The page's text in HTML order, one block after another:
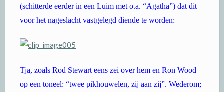
(schitterde eerder in een Luim met o.a. “Agatha”) dat dit
voor het nageslacht vastgelegd diende te worden:
Tja, zoals Rod Stewart eens zei over hem en Ron Wood
op een toneel: “twee pikhouwelen, zij aan zij”. Wederom;